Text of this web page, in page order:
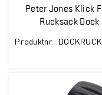
Peter Jones Klick
Rucksack Dock
Produktnr.